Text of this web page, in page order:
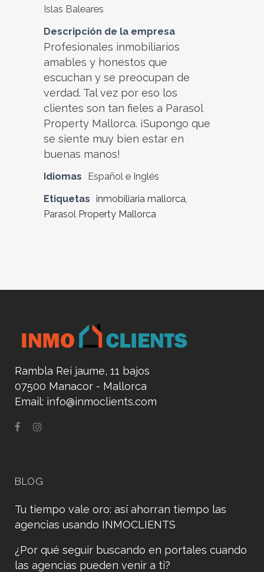
Islas Baleares
Descripción de la empresa
Profesionales inmobiliarios
amables y honestos que
escuchan y se preocupan de
verdad. Tal vez por eso los
clientes son tan fieles a Parasol
Property Mallorca. ¡Supongo que
se siente muy bien estar en
buenas manos!
Idiomas
Español e Inglés
Etiquetas inmobiliaria mallorca,
Parasol Property Mallorca
Rambla Rei jaume, 11 bajos
07500 Manacor - Mallorca
Email: info@inmoclients.com
BLOG
Tu tiempo vale oro: así ahorran tiempo las
agencias usando INMOCLIENTS
¿Por qué seguir buscando en portales cuando
las agencias pueden venir a ti?